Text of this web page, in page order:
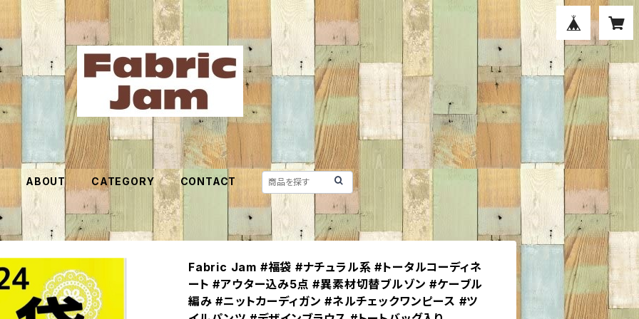
ABOUT CATEGORY CONTACT
Fabric Jam #福袋 #ナチュラル系 #トータルコーディネ
ート #アウター込み5点 #異素材切替ブルゾン #ケーブル
編み #ニットカーディガン #ネルチェックワンピース #ツ